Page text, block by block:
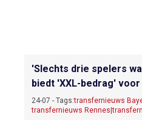
'Slechts drie spelers
biedt 'XXL-bedrag'
24-07 - Tags:transfernieuws
transfernieuws Rennes |